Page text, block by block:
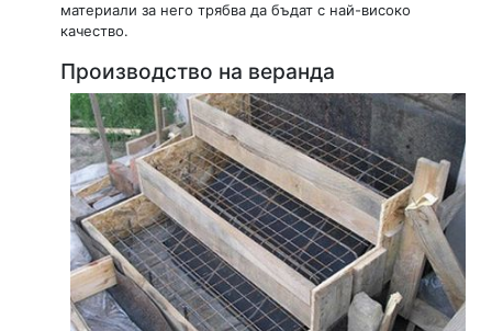
материали за него трябва да бъдат с най-високо
качество.
Производство на веранда